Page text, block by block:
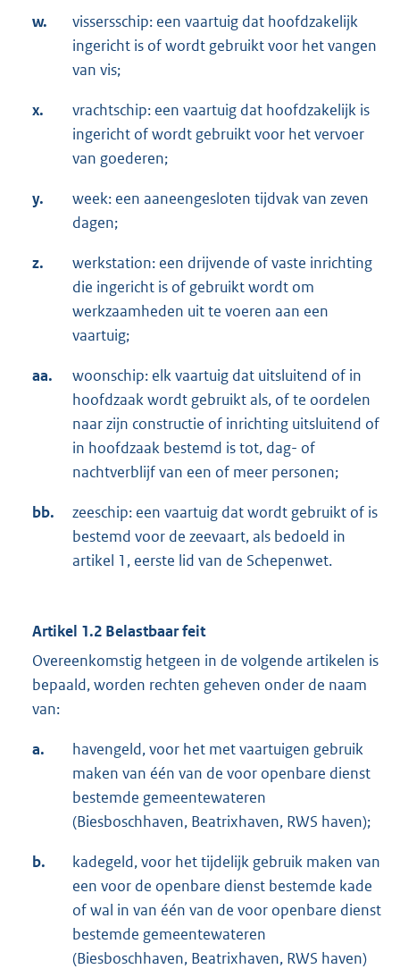
w.
vissersschip: een vaartuig dat hoofdzakelijk
ingericht is of wordt gebruikt voor het vangen
van vis;
x.
vrachtschip: een vaartuig dat hoofdzakelijk is
ingericht of wordt gebruikt voor het vervoer
van goederen;
y.
week: een aaneengesloten tijdvak van zeven
dagen;
z.
werkstation: een drijvende of vaste inrichting
die ingericht is of gebruikt wordt om
werkzaamheden uit te voeren aan een
vaartuig;
aa.
woonschip: elk vaartuig dat uitsluitend of in
hoofdzaak wordt gebruikt als, of te oordelen
naar zijn constructie of inrichting uitsluitend of
in hoofdzaak bestemd is tot, dag- of
nachtverblijf van een of meer personen;
bb.
zeeschip: een vaartuig dat wordt gebruikt of is
bestemd voor de zeevaart, als bedoeld in
artikel 1, eerste lid van de Schepenwet.
Artikel 1.2 Belastbaar feit
Overeenkomstig hetgeen in de volgende artikelen is
bepaald, worden rechten geheven onder de naam
van:
a.
havengeld, voor het met vaartuigen gebruik
maken van één van de voor openbare dienst
bestemde gemeentewateren
(Biesboschhaven, Beatrixhaven, RWS haven);
b.
kadegeld, voor het tijdelijk gebruik maken van
een voor de openbare dienst bestemde kade
of wal in van één van de voor openbare dienst
bestemde gemeentewateren
(Biesboschhaven, Beatrixhaven, RWS haven)